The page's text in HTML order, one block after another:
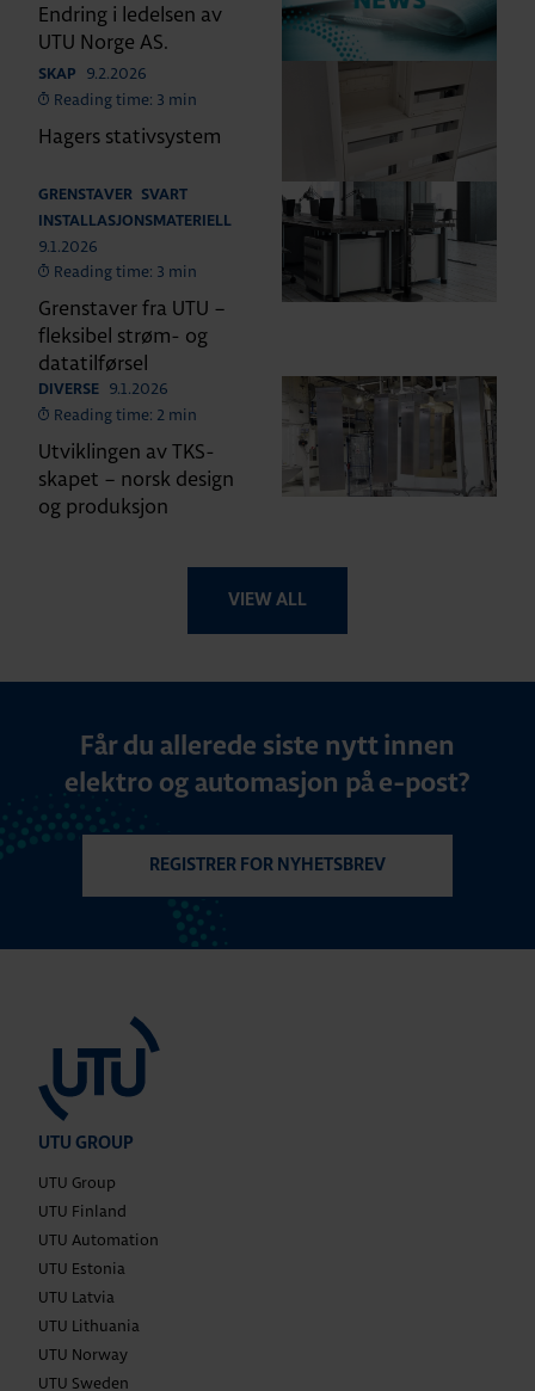
Endring i ledelsen av
UTU Norge AS.
SKAP
9.2.2026
Reading time: 3 min
Hagers stativsystem
GRENSTAVER
SVART
INSTALLASJONSMATERIELL
9.1.2026
Reading time: 3 min
Grenstaver fra UTU –
fleksibel strøm- og
datatilførsel
DIVERSE
9.1.2026
Reading time: 2 min
Utviklingen av TKS-
skapet – norsk design
og produksjon
VIEW ALL
Får du allerede siste nytt innen
elektro og automasjon på e-post?
REGISTRER FOR NYHETSBREV
UTU GROUP
UTU Group
UTU Finland
UTU Automation
UTU Estonia
UTU Latvia
UTU Lithuania
UTU Norway
UTU Sweden